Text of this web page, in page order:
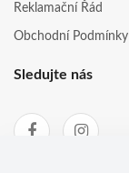
Reklamační Řád
Obchodní Podmínky
Sledujte nás